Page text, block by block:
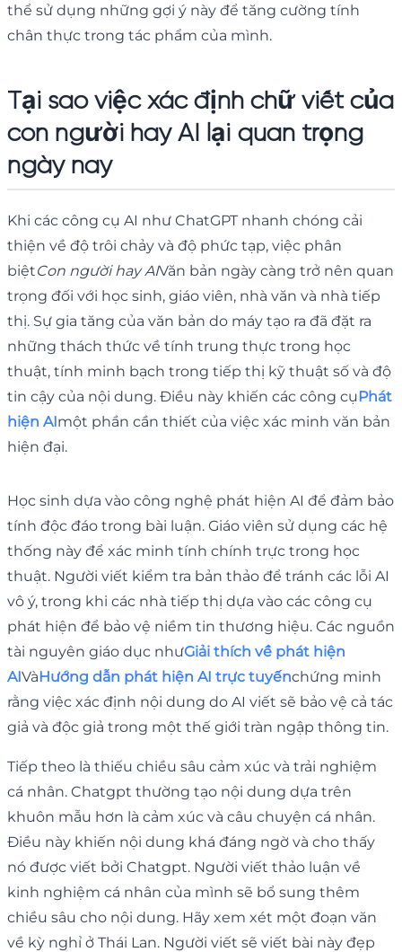
thể sử dụng những gợi ý này để tăng cường tính
chân thực trong tác phẩm của mình.
Tại sao việc xác định chữ viết của
con người hay AI lại quan trọng
ngày nay
Khi các công cụ AI như ChatGPT nhanh chóng cải
thiện về độ trôi chảy và độ phức tạp, việc phân
biệtCon người hay AIVăn bản ngày càng trở nên quan
trọng đối với học sinh, giáo viên, nhà văn và nhà tiếp
thị. Sự gia tăng của văn bản do máy tạo ra đã đặt ra
những thách thức về tính trung thực trong học
thuật, tính minh bạch trong tiếp thị kỹ thuật số và độ
tin cậy của nội dung. Điều này khiến các công cụPhát
hiện AImột phần cần thiết của việc xác minh văn bản
hiện đại.
Học sinh dựa vào công nghệ phát hiện AI để đảm bảo
tính độc đáo trong bài luận. Giáo viên sử dụng các hệ
thống này để xác minh tính chính trực trong học
thuật. Người viết kiểm tra bản thảo để tránh các lỗi AI
vô ý, trong khi các nhà tiếp thị dựa vào các công cụ
phát hiện để bảo vệ niềm tin thương hiệu. Các nguồn
tài nguyên giáo dục nhưGiải thích về phát hiện
AIVàHướng dẫn phát hiện AI trực tuyếnchứng minh
rằng việc xác định nội dung do AI viết sẽ bảo vệ cả tác
giả và độc giả trong một thế giới tràn ngập thông tin.
Tiếp theo là thiếu chiều sâu cảm xúc và trải nghiệm
cá nhân. Chatgpt thường tạo nội dung dựa trên
khuôn mẫu hơn là cảm xúc và câu chuyện cá nhân.
Điều này khiến nội dung khá đáng ngờ và cho thấy
nó được viết bởi Chatgpt. Người viết thảo luận về
kinh nghiệm cá nhân của mình sẽ bổ sung thêm
chiều sâu cho nội dung. Hãy xem xét một đoạn văn
về kỳ nghỉ ở Thái Lan. Người viết sẽ viết bài này đẹp